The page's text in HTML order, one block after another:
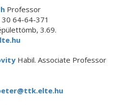
Professor
64-64-371
3.69.
Habil. Associate Professor